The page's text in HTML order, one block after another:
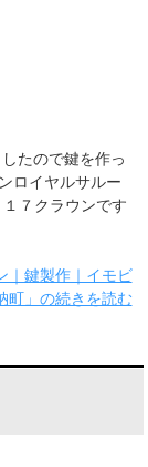
たので鍵を作っ
ロイヤルサルー
７クラウンです
｜鍵製作｜イモビ
町」の続きを読む